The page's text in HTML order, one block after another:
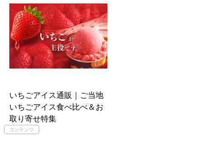
いちごアイス通販｜ご当地
いちごアイス食べ比べ＆お
取り寄せ特集